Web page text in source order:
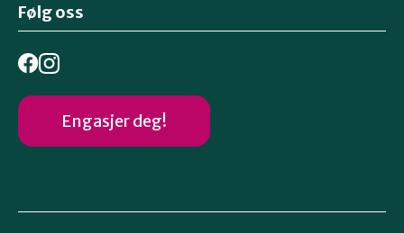
Følg oss
Engasjer deg!